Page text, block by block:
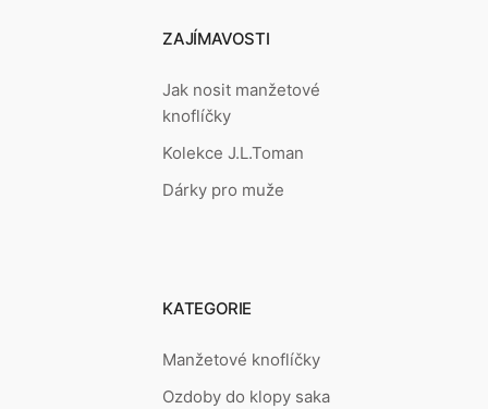
ZAJÍMAVOSTI
Jak nosit manžetové
knoflíčky
Kolekce J.L.Toman
Dárky pro muže
KATEGORIE
Manžetové knoflíčky
Ozdoby do klopy saka